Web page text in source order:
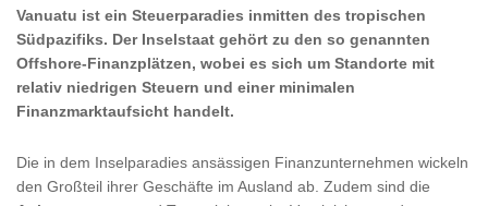
Vanuatu ist ein Steuerparadies inmitten des tropischen
Südpazifiks. Der Inselstaat gehört zu den so genannten
Offshore-Finanzplätzen, wobei es sich um Standorte mit
relativ niedrigen Steuern und einer minimalen
Finanzmarktaufsicht handelt.
Die in dem Inselparadies ansässigen Finanzunternehmen wickeln
den Großteil ihrer Geschäfte im Ausland ab. Zudem sind die